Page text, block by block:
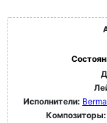
Исполнители:
Композиторы: